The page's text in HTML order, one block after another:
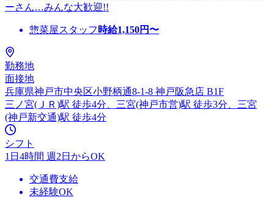
ーさん…みんな大歓迎!!
惣菜屋スタッフ 時給1,150円〜
勤務地
面接地
兵庫県神戸市中央区小野柄通8-1-8 神戸阪急店 B1F
三ノ宮(ＪＲ)駅 徒歩4分、三宮(神戸市営)駅 徒歩3分、三宮
(神戸新交通)駅 徒歩4分
シフト
1日4時間 週2日からOK
交通費支給
未経験OK